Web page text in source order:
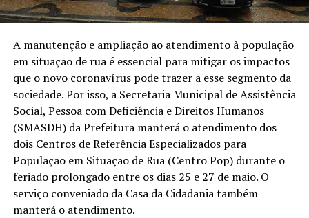
A manutenção e ampliação ao atendimento à população
em situação de rua é essencial para mitigar os impactos
que o novo coronavírus pode trazer a esse segmento da
sociedade. Por isso, a Secretaria Municipal de Assistência
Social, Pessoa com Deficiência e Direitos Humanos
(SMASDH) da Prefeitura manterá o atendimento dos
dois Centros de Referência Especializados para
População em Situação de Rua (Centro Pop) durante o
feriado prolongado entre os dias 25 e 27 de maio. O
serviço conveniado da Casa da Cidadania também
manterá o atendimento.